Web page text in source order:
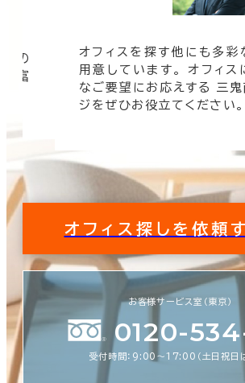
の
豊富
オフィスを探す他にも多彩
用意しています。 オフィ
なご要望にお応えする 三
ジをぜひお役立てください。
オフィス探しを依頼
お客様サービス室（東京）
0120-
受付時間：9:00〜17:00（土日祝日は